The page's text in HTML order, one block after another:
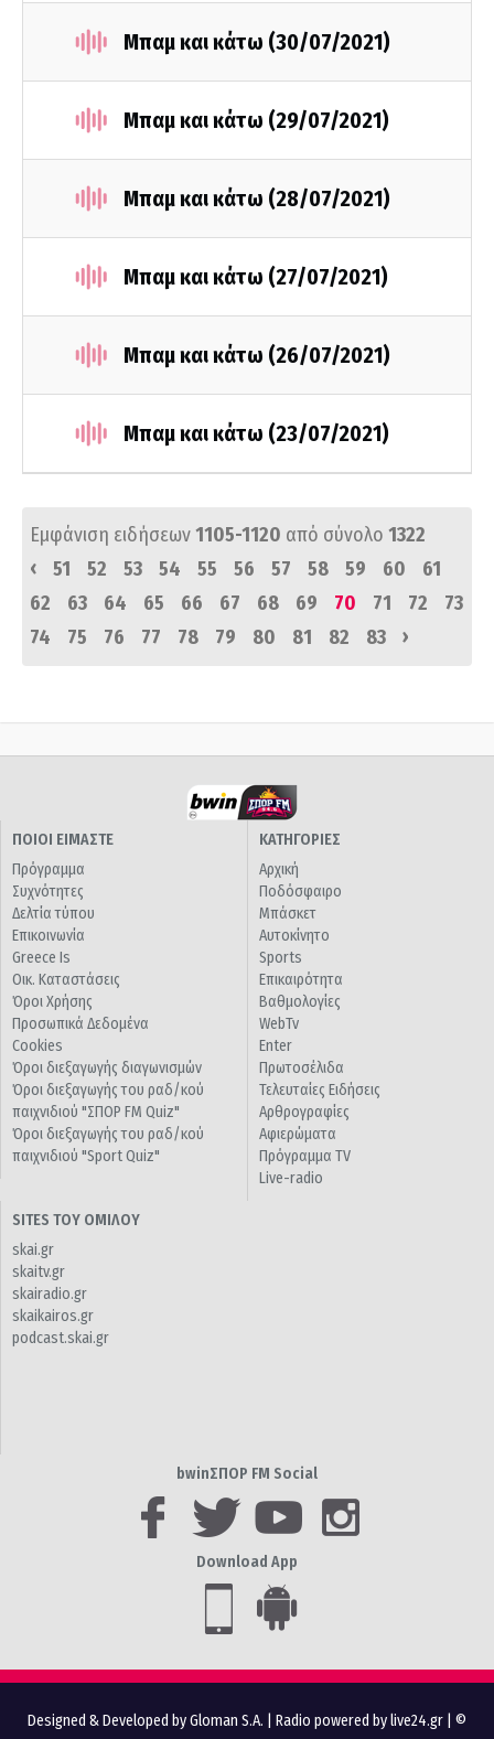
Μπαμ και κάτω (30/07/2021)
Μπαμ και κάτω (29/07/2021)
Μπαμ και κάτω (28/07/2021)
Μπαμ και κάτω (27/07/2021)
Μπαμ και κάτω (26/07/2021)
Μπαμ και κάτω (23/07/2021)
Εμφάνιση ειδήσεων1105-1120 από σύνολο 1322
‹
51 52 53 54 55 56 57 58 59 60
61
62
63 64 65 66 67 68 69 70 71 72
73
74
75 76 77 78 79 80 81 82 83 ›
ΠΟΙΟΙ ΕΙΜΑΣΤΕ
Πρόγραμμα
Συχνότητες
Δελτία τύπου
Επικοινωνία
Greece Is
Οικ. Καταστάσεις
Όροι Χρήσης
Προσωπικά Δεδομένα
Cookies
Όροι διεξαγωγής διαγωνισμών
Όροι διεξαγωγής του ραδ/κού
παιχνιδιού "ΣΠΟΡ FM Quiz"
Όροι διεξαγωγής του ραδ/κού
παιχνιδιού "Sport Quiz"
ΚΑΤΗΓΟΡΙΕΣ
Αρχική
Ποδόσφαιρο
Μπάσκετ
Αυτοκίνητο
Sports
Επικαιρότητα
Βαθμολογίες
WebTv
Enter
Πρωτοσέλιδα
Τελευταίες Ειδήσεις
Αρθρογραφίες
Αφιερώματα
Πρόγραμμα TV
Live-radio
SITES ΤΟΥ ΟΜΙΛΟΥ
skai.gr
skaitv.gr
skairadio.gr
skaikairos.gr
podcast.skai.gr
bwinΣΠΟΡ FM Social
Download App
Designed & Developed by Gloman S.A. Radio powered by live24.gr | ©